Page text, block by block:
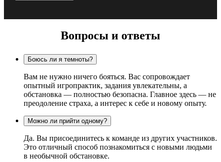
Вопросы и ответы
Боюсь ли я темноты?
Вам не нужно ничего бояться. Вас сопровождает
опытный игропрактик, задания увлекательны, а
обстановка — полностью безопасна. Главное здесь — не
преодоление страха, а интерес к себе и новому опыту.
Можно ли прийти одному?
Да. Вы присоединитесь к команде из других участников.
Это отличный способ познакомиться с новыми людьми
в необычной обстановке.